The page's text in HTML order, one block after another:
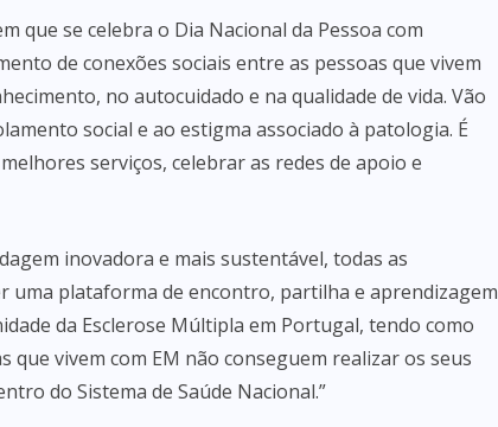
que se celebra o Dia Nacional da Pessoa com
de conexões sociais entre as pessoas que vivem
no autocuidado e na qualidade de vida. Vão
social e ao estigma associado à patologia. É
serviços, celebrar as redes de apoio e
inovadora e mais sustentável, todas as
uma plataforma de encontro, partilha e aprendizagem
da Esclerose Múltipla em Portugal, tendo como
vivem com EM não conseguem realizar os seus
do Sistema de Saúde Nacional.”